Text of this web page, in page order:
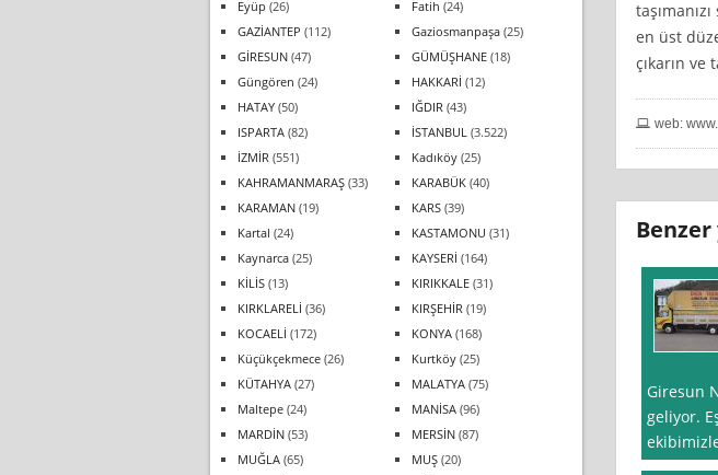
en üst
çıkarın ve
web:
Benzer
Giresun
geliyor.
Eyüp (26) Fatih (24)
GAZİANTEP (112) Gaziosmanpaşa (25)
GİRESUN (47) GÜMÜŞHANE (18)
Güngören (24) HAKKARİ (12)
HATAY (50) IĞDIR (43)
ISPARTA (82) İSTANBUL (3.522)
İZMİR (551) Kadıköy (25)
KAHRAMANMARAŞ (33) KARABÜK (40)
KARAMAN (19) KARS (39)
Kartal (24) KASTAMONU (31)
Kaynarca (25) KAYSERİ (164)
KİLİS (13) KIRIKKALE (31)
KIRKLARELİ (36) KIRŞEHİR (19)
KOCAELİ (172) KONYA (168)
Küçükçekmece (26) Kurtköy (25)
KÜTAHYA (27) MALATYA (75)
Maltepe (24) MANİSA (96)
MARDİN (53) MERSİN (87)
MUĞLA (65) MUŞ (20)